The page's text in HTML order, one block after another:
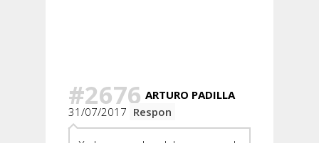
#2676 ARTURO PADILLA
31/07/2017 Respon